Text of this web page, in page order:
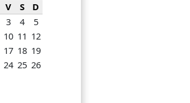
V S
D
3 4
5
10 11 12
17 18 19
24 25 26